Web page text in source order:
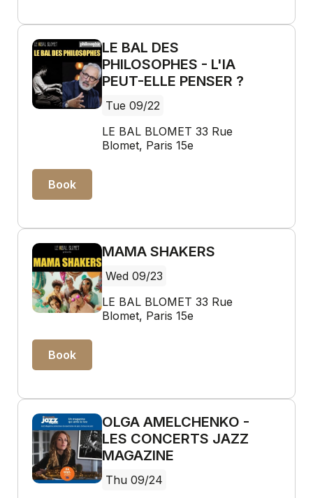
LE BAL DES
PHILOSOPHES - L'IA
PEUT-ELLE PENSER ?
Tue 09/22
LE BAL BLOMET 33 Rue
Blomet, Paris 15e
Book
MAMA SHAKERS
Wed 09/23
LE BAL BLOMET 33 Rue
Blomet, Paris 15e
Book
OLGA AMELCHENKO -
LES CONCERTS JAZZ
MAGAZINE
Thu 09/24